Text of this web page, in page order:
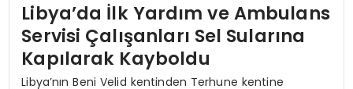
Libya’da İlk Yardım ve Ambulans
Servisi Çalışanları Sel Sularına
Kapılarak Kayboldu
Libya’nın Beni Velid kentinden Terhune kentine